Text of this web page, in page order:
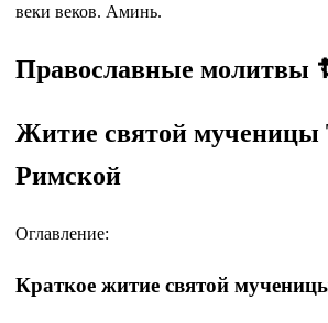
веки веков. Аминь.
Православные молитвы
Житие святой мученицы
Римской
Оглавление:
Краткое житие святой